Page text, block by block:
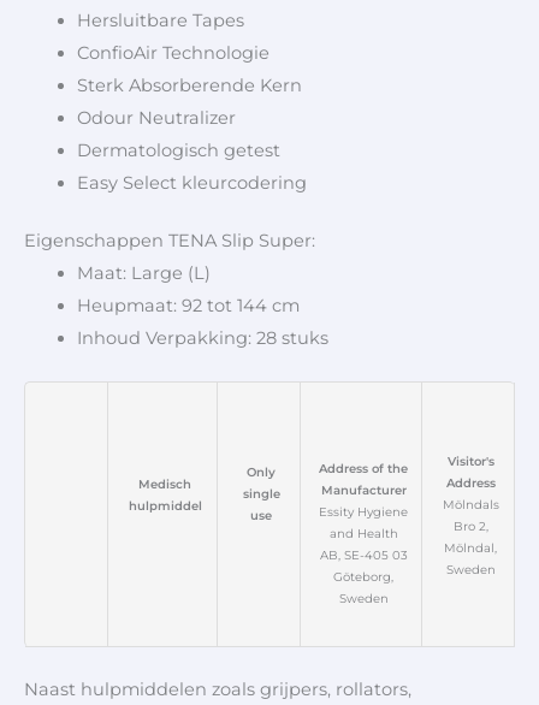
Hersluitbare Tapes
ConfioAir Technologie
Sterk Absorberende Kern
Odour Neutralizer
Dermatologisch getest
Easy Select kleurcodering
Eigenschappen TENA Slip Super:
Maat: Large (L)
Heupmaat: 92 tot 144 cm
Inhoud Verpakking: 28 stuks
Medisch
hulpmiddel
Only
single
use
Address of the
Manufacturer
Essity Hygiene
and Health
AB, SE-405 03
Göteborg,
Sweden
Visitor's
Address
Mölndals
Bro 2,
Mölndal,
Sweden
Naast hulpmiddelen zoals grijpers, rollators,